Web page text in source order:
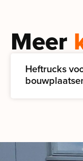
Meer
Heftrucks